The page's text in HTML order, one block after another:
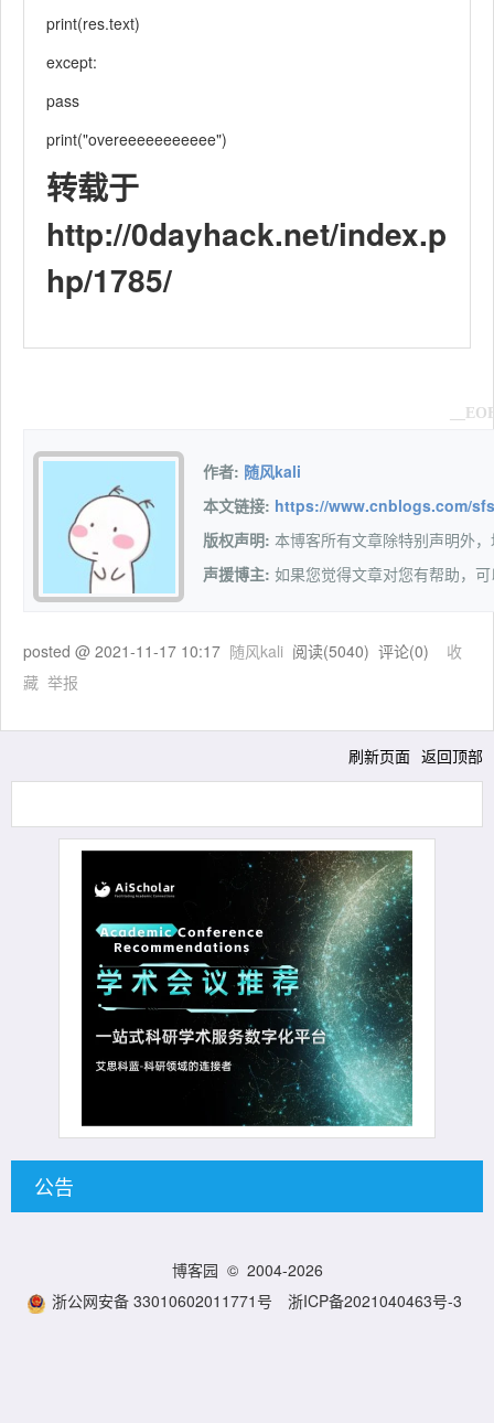
print(res.text)
except:
pass
print("overeeeeeeeeeee")
转载于
http://0dayhack.net/index.p
hp/1785/
作者: 随风kali
本文链接: https://www.cnblogs.com/
版权声明: 本博客所有文章除特别声明外
声援博主: 如果您觉得文章对您有帮助，
posted @ 2021-11-17 10:17 随风kali 阅读(5040) 评论(0) 收
藏 举报
刷新页面 返回顶部
公告
博客园 © 2004-2026
浙公网安备 33010602011771号
浙ICP备2021040463号-3